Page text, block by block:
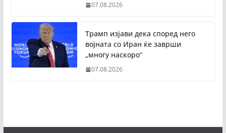
07.08.2026
Трамп изјави дека според него
војната со Иран ќе заврши
„многу наскоро“
07.08.2026